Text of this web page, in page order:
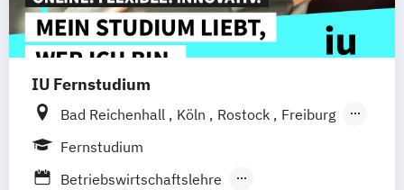
IU Fernstudium
Bad Reichenhall Köln Rostock
Freiburg
Kiel
Frankfurt am Main
Fernstudium
Betriebswirtschaftslehre